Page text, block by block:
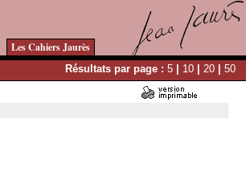
Les Cahiers Jaurès
Résultats par page : 5 | 10 | 20 | 50